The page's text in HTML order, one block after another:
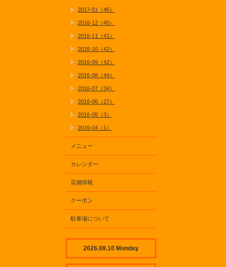
2017-01（45）
2016-12（45）
2016-11（41）
2016-10（42）
2016-09（42）
2016-08（44）
2016-07（34）
2016-06（27）
2016-05（3）
2016-04（1）
メニュー
カレンダー
店舗情報
クーポン
駐車場について
2026.08.10 Monday